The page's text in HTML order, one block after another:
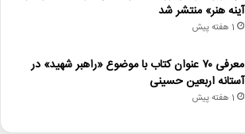
آینه هنر» منتشر شد
1 هفته پیش
معرفی ۷۰ عنوان کتاب با موضوع «راهبر شهید» در
آستانه اربعین حسینی
1 هفته پیش